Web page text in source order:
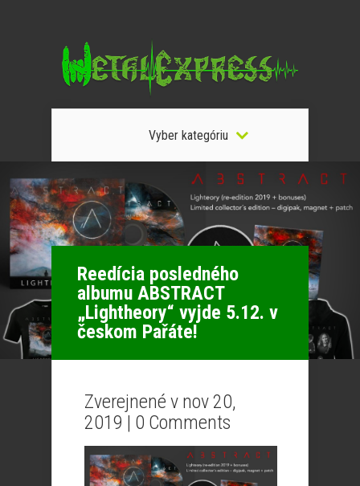
Vyber kategóriu
Reedícia posledného
albumu ABSTRACT
„Lightheory“ vyjde 5.12. v
českom Pařáte!
Zverejnené v nov 20,
2019 | 0 Comments